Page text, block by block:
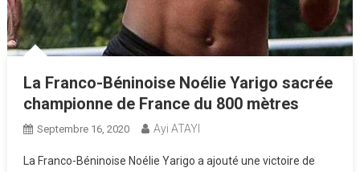
La Franco-Béninoise Noélie Yarigo sacrée
championne de France du 800 mètres
Septembre 16, 2020 Ayi ATAYI
La Franco-Béninoise Noélie Yarigo a ajouté une victoire de